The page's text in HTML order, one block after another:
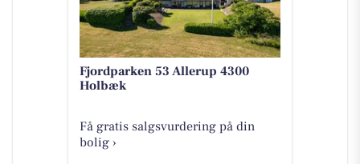
Fjordparken 53 Allerup 4300
Holbæk
Få gratis salgsvurdering på din
bolig ›